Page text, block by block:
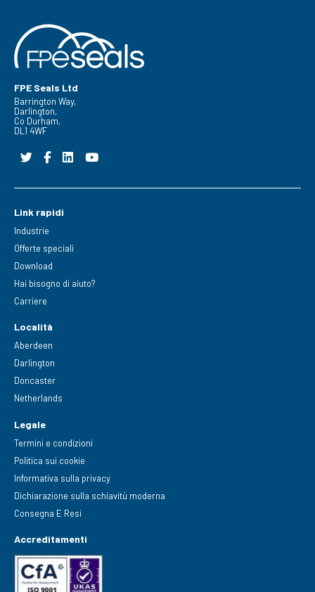
FPE Seals Ltd
Barrington Way,
Darlington,
Co Durham,
DL1 4WF
Link rapidi
Industrie
Offerte speciali
Download
Hai bisogno di aiuto?
Carriere
Località
Aberdeen
Darlington
Doncaster
Netherlands
Legale
Termini e condizioni
Politica sui cookie
Informativa sulla privacy
Dichiarazione sulla schiavitù moderna
Consegna E Resi
Accreditamenti